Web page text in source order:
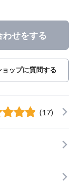
せをする
ョップに質問する
(17)